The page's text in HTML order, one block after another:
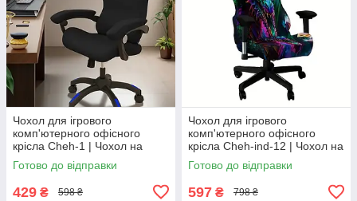
Чохол для ігрового
комп'ютерного офісного
крісла Cheh-1 | Чохол на
ігрове комп'ютерне офісне
крісло | комплект 4 елементи
Готово до відправки
429 ₴ 598 ₴
Чохол для ігрового
комп'ютерного офісного
крісла Cheh-ind-12 | Чохол на
ігрове комп'ютерне офісне
крісло | комплект 2 елементи
Готово до відправки
597 ₴ 798 ₴